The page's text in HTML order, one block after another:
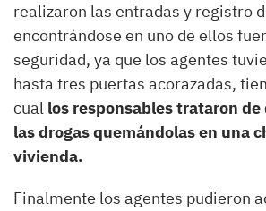
realizaron las entradas y registro
encontrándose en uno de ellos
seguridad, ya que los agentes
hasta tres puertas acorazadas,
cual los responsables trataron de
las drogas quemándolas en una
vivienda.
Finalmente los agentes pudieron